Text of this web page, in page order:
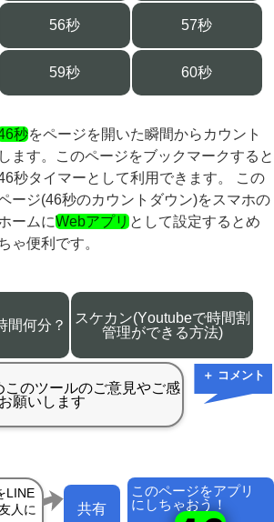
56秒 57秒
59秒 60秒
秒をページを開いた瞬間からカウント
します。このページをブックマークすると
秒タイマーとして利用できます。 この
ージ(46秒のカウントダウン)をスマホの
ームにWebアプリとして設定するとめ
ゃ便利です。
間何分？
スケカン(Youtubeで時間割
管理ができる方法)
＋ コメント
このページをアプリ
にしちゃおう！
共有